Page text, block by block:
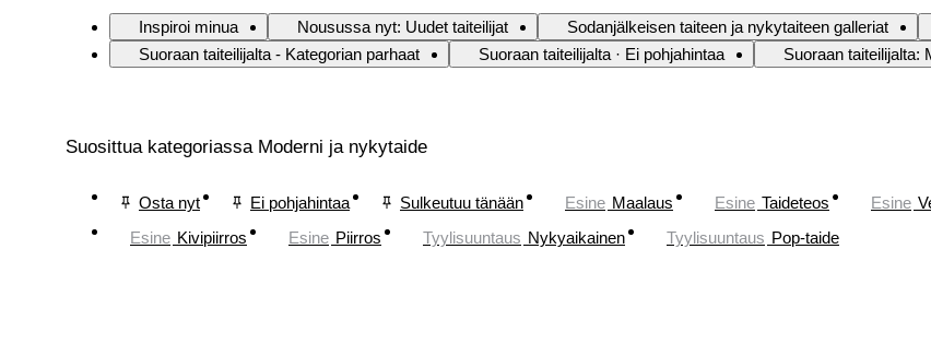
Inspiroi minua Nousussa nyt: Uudet taiteilijat Sodanjälkeisen taiteen ja nykytaiteen galleriat
Suoraan taiteilijalta - Kategorian parhaat
Suoraan taiteilijalta · Ei pohjahintaa Suoraan taiteilijalta:
Suosittua kategoriassa Moderni ja nykytaide
Osta nyt Ei pohjahintaa Sulkeutuu tänään Esine Maalaus Esine Taideteos Esine
Esine Kivipiirros Esine Piirros Tyylisuuntaus Nykyaikainen Tyylisuuntaus Pop-taide